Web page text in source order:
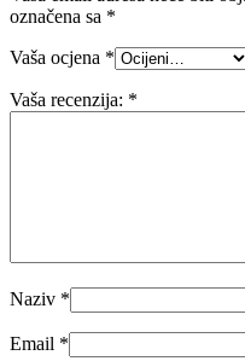
označena sa *
Vaša ocjena *
Vaša recenzija: *
Naziv *
Email *